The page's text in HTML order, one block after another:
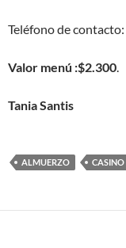
Teléfono de contacto:
Valor menú :$2.300.
Tania Santis
ALMUERZO CASINO